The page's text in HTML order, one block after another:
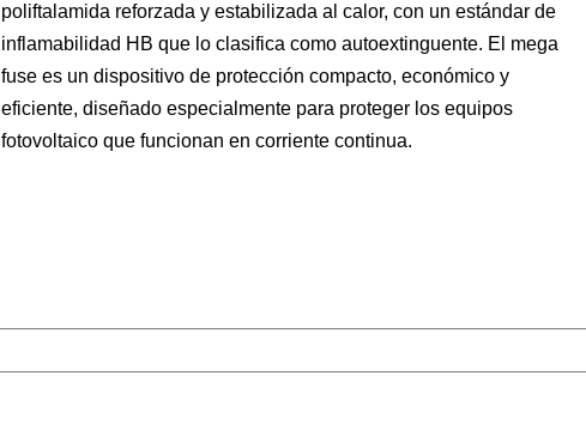
poliftalamida reforzada y estabilizada al calor, con un estándar de
inflamabilidad HB que lo clasifica como autoextinguente. El mega
fuse es un dispositivo de protección compacto, económico y
eficiente, diseñado especialmente para proteger los equipos
fotovoltaico que funcionan en corriente continua.